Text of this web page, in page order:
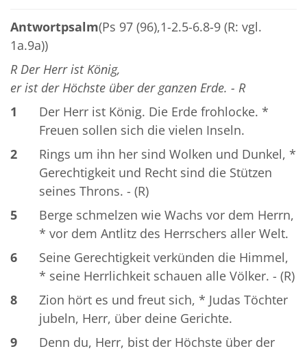
Antwortpsalm(Ps 97 (96),1-2.5-6.8-9 (R: vgl.
1a.9a))
R Der Herr ist König,
er ist der Höchste über der ganzen Erde. - R
1
Der Herr ist König. Die Erde frohlocke. *
Freuen sollen sich die vielen Inseln.
2
Rings um ihn her sind Wolken und Dunkel, *
Gerechtigkeit und Recht sind die Stützen
seines Throns. - (R)
5
Berge schmelzen wie Wachs vor dem Herrn,
* vor dem Antlitz des Herrschers aller Welt.
6
Seine Gerechtigkeit verkünden die Himmel,
* seine Herrlichkeit schauen alle Völker. - (R)
8
Zion hört es und freut sich, * Judas Töchter
jubeln, Herr, über deine Gerichte.
9
Denn du, Herr, bist der Höchste über der